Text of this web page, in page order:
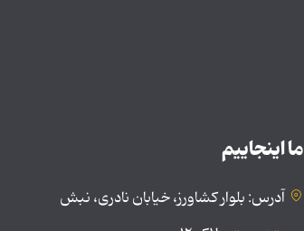
ما اینجاییم
آدرس: بلوار کشاورز، خیابان نادری، نبش